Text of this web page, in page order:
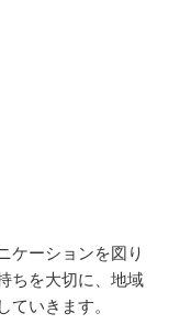
ケーションを図り
ちを大切に、地域
ていきます。